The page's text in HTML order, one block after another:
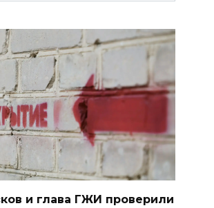
и глава ГЖИ проверили